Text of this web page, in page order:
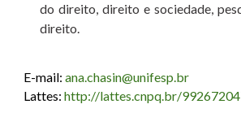
do direito, direito e sociedade,
direito.
E-mail: ana.chasin@unifesp.br
Lattes:http://lattes.cnpq.br/